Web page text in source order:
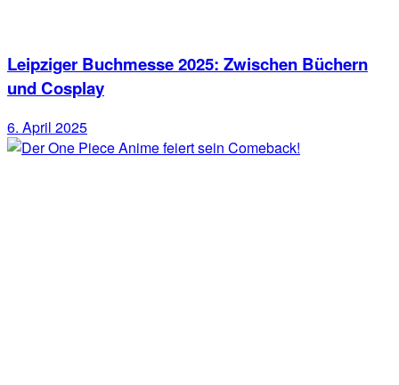
Leipziger Buchmesse 2025: Zwischen Büchern
und Cosplay
6. April 2025